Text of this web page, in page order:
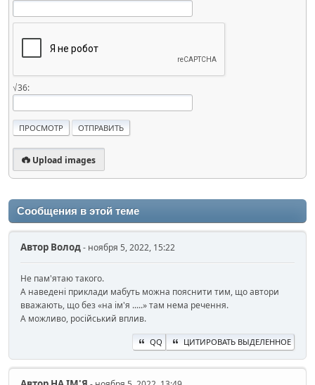
√36:
Upload images
Сообщения в этой теме
Автор Волод- ноября 5, 2022, 15:22
Не пам'ятаю такого.
А наведені приклади мабуть можна пояснити тим, що автори
вважають, що без «на ім'я .....» там нема речення.
А можливо, російський вплив.
QQ ЦИТИРОВАТЬ ВЫДЕЛЕННОЕ